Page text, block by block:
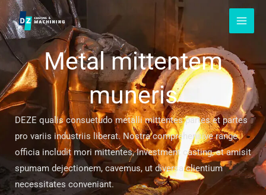
Skip
to
content
Metal mittentem
muneris
DEZE qualis consuetudo metalli mittentes partes et partes
pro variis industriis liberat. Nostra comprehensive range
officia includit mori mittentes, Investment casting, et amisit
spumam dejectionem, cavemus, ut diversa clientium
necessitates conveniant.